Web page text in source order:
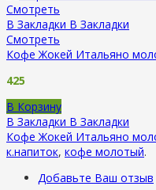
Смотреть
В Закладки В Закладки
Смотреть
Кофе Жокей Итальяно
425
В Корзину
В Закладки В Закладки
Кофе Жокей Итальяно
к.напиток, кофе молотый.
Добавьте Ваш отзыв